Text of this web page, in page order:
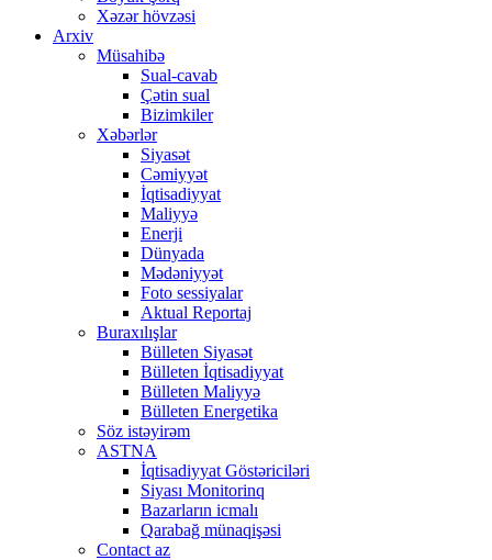
Xəzər hövzəsi
Arxiv
Müsahibə
Sual-cavab
Çətin sual
Bizimkiler
Xəbərlər
Siyasət
Cəmiyyət
İqtisadiyyat
Maliyyə
Enerji
Dünyada
Mədəniyyət
Foto sessiyalar
Aktual Reportaj
Buraxılışlar
Bülleten Siyasət
Bülleten İqtisadiyyat
Bülleten Maliyyə
Bülleten Energetika
Söz istəyirəm
ASTNA
İqtisadiyyat Göstəriciləri
Siyası Monitorinq
Bazarların icmalı
Qarabağ münaqişəsi
Contact az